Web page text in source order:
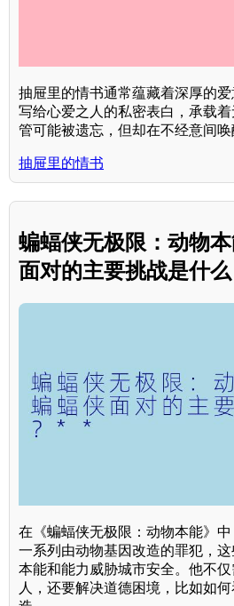
抽屉里的情书通常蕴藏着深厚的
写给心爱之人的私密表白，承载
管可能被遗忘，但却在不经意间唤
抽屉里的情书
蝙蝠侠无极限：动物
面对的主要挑战是什
在《蝙蝠侠无极限：动物本能》
一系列由动物基因改造的罪犯，
本能和能力威胁城市安全。他不
人，还要解决道德困境，比如如